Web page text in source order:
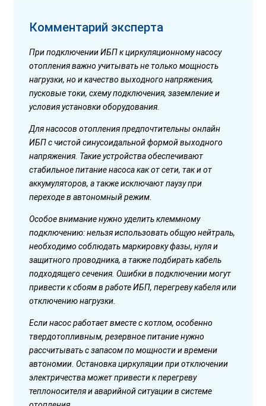
Комментарий эксперта
При подключении ИБП к циркуляционному насосу
отопления важно учитывать не только мощность
нагрузки, но и качество выходного напряжения,
пусковые токи, схему подключения, заземление и
условия установки оборудования.
Для насосов отопления предпочтительны онлайн
ИБП с чистой синусоидальной формой выходного
напряжения. Такие устройства обеспечивают
стабильное питание насоса как от сети, так и от
аккумуляторов, а также исключают паузу при
переходе в автономный режим.
Особое внимание нужно уделить клеммному
подключению: нельзя использовать общую нейтраль,
необходимо соблюдать маркировку фазы, нуля и
защитного проводника, а также подбирать кабель
подходящего сечения. Ошибки в подключении могут
привести к сбоям в работе ИБП, перегреву кабеля или
отключению нагрузки.
Если насос работает вместе с котлом, особенно
твердотопливным, резервное питание нужно
рассчитывать с запасом по мощности и времени
автономии. Остановка циркуляции при отключении
электричества может привести к перегреву
теплоносителя и аварийной ситуации в системе